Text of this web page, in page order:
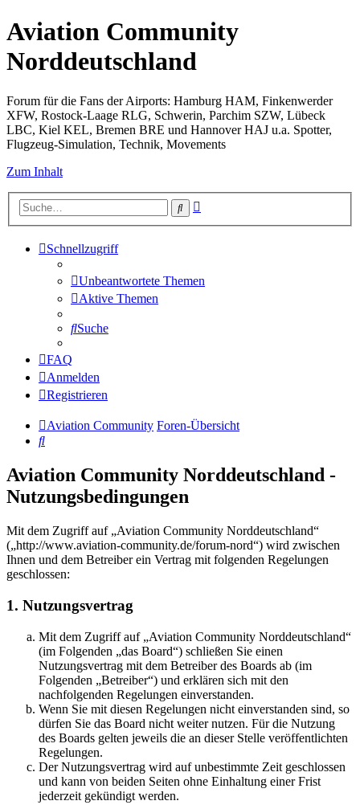
Aviation Community
Norddeutschland
Forum für die Fans der Airports: Hamburg HAM, Finkenwerder
XFW, Rostock-Laage RLG, Schwerin, Parchim SZW, Lübeck
LBC, Kiel KEL, Bremen BRE und Hannover HAJ u.a. Spotter,
Flugzeug-Simulation, Technik, Movements
Zum Inhalt
Suche
Schnellzugriff
Unbeantwortete Themen
Aktive Themen
Suche
FAQ
Anmelden
Registrieren
Aviation Community Foren-Übersicht
Suche
Aviation Community Norddeutschland -
Nutzungsbedingungen
Mit dem Zugriff auf „Aviation Community Norddeutschland“
(„http://www.aviation-community.de/forum-nord“) wird zwischen
Ihnen und dem Betreiber ein Vertrag mit folgenden Regelungen
geschlossen:
1. Nutzungsvertrag
Mit dem Zugriff auf „Aviation Community Norddeutschland“
(im Folgenden „das Board“) schließen Sie einen
Nutzungsvertrag mit dem Betreiber des Boards ab (im
Folgenden „Betreiber“) und erklären sich mit den
nachfolgenden Regelungen einverstanden.
Wenn Sie mit diesen Regelungen nicht einverstanden sind, so
dürfen Sie das Board nicht weiter nutzen. Für die Nutzung
des Boards gelten jeweils die an dieser Stelle veröffentlichten
Regelungen.
Der Nutzungsvertrag wird auf unbestimmte Zeit geschlossen
und kann von beiden Seiten ohne Einhaltung einer Frist
jederzeit gekündigt werden.